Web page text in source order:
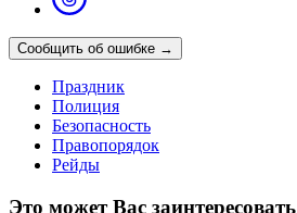
Сообщить об ошибке →
Праздник
Полиция
Безопасность
Правопорядок
Рейды
Это может Вас заинтересовать